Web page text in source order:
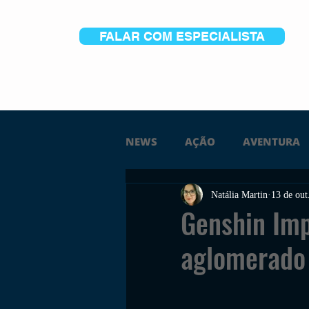
FALAR COM ESPECIALISTA
NEWS AÇÃO AVENTURA
FICÇÃO TERROR PC
TRAILER PLATAFORMA
Genshin
Natália Martin 13 de